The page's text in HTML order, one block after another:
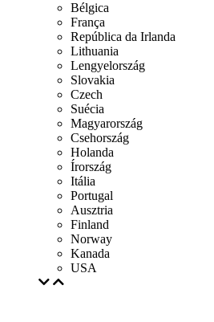
Bélgica
França
República da Irlanda
Lithuania
Lengyelország
Slovakia
Czech
Suécia
Magyarország
Csehország
Holanda
Írország
Itália
Portugal
Ausztria
Finland
Norway
Kanada
USA